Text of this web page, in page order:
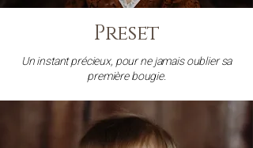
Preset
Un instant précieux, pour ne jamais oublier sa
première bougie.